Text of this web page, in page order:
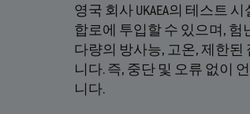
영국 회사 UKAEA의 테스트 시
합로에 투입할 수 있으며,
다량의 방사능, 고온, 제한된
니다. 즉, 중단 및 오류 없이
니다.